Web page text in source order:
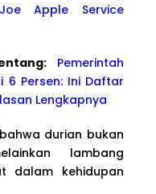
Apple Service
Pemerintah
6 Persen: Ini Daftar
Lengkapnya
durian bukan
lambang
dalam kehidupan